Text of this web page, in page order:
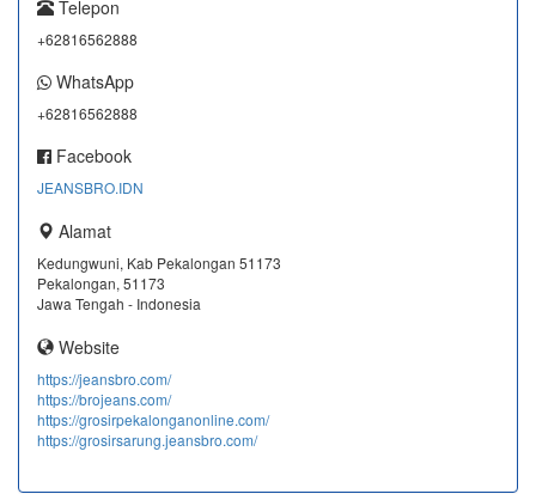
Telepon
+62816562888
WhatsApp
+62816562888
Facebook
JEANSBRO.IDN
Alamat
Kedungwuni, Kab Pekalongan 51173
Pekalongan, 51173
Jawa Tengah - Indonesia
Website
https://jeansbro.com/
https://brojeans.com/
https://grosirpekalonganonline.com/
https://grosirsarung.jeansbro.com/